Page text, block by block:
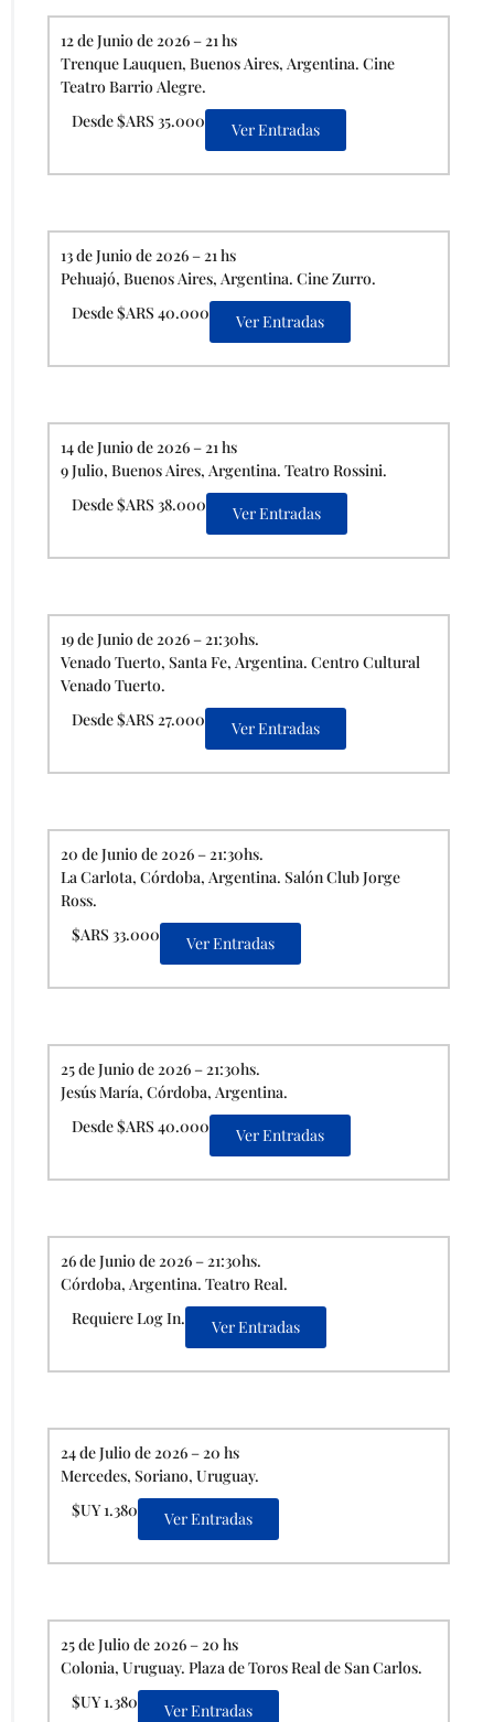
12 de Junio de 2026 – 21 hs
Trenque Lauquen, Buenos Aires, Argentina. Cine
Teatro Barrio Alegre.
Desde $ARS 35.000
Ver Entradas
13 de Junio de 2026 – 21 hs
Pehuajó, Buenos Aires, Argentina. Cine Zurro.
Desde $ARS 40.000
Ver Entradas
14 de Junio de 2026 – 21 hs
9 Julio, Buenos Aires, Argentina. Teatro Rossini.
Desde $ARS 38.000
Ver Entradas
19 de Junio de 2026 – 21:30hs.
Venado Tuerto, Santa Fe, Argentina. Centro Cultural
Venado Tuerto.
Desde $ARS 27.000
Ver Entradas
20 de Junio de 2026 – 21:30hs.
La Carlota, Córdoba, Argentina. Salón Club Jorge
Ross.
$ARS 33.000
Ver Entradas
25 de Junio de 2026 – 21:30hs.
Jesús María, Córdoba, Argentina.
Desde $ARS 40.000
Ver Entradas
26 de Junio de 2026 – 21:30hs.
Córdoba, Argentina. Teatro Real.
Requiere Log In.
Ver Entradas
24 de Julio de 2026 – 20 hs
Mercedes, Soriano, Uruguay.
$UY 1.380
Ver Entradas
25 de Julio de 2026 – 20 hs
Colonia, Uruguay. Plaza de Toros Real de San Carlos.
$UY 1.380
Ver Entradas